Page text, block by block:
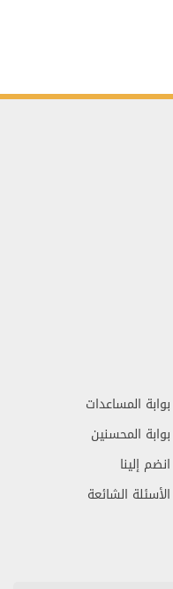
بوابة المساعدات
بوابة المحسنين
انضم إلينا
الأسئلة الشائعة